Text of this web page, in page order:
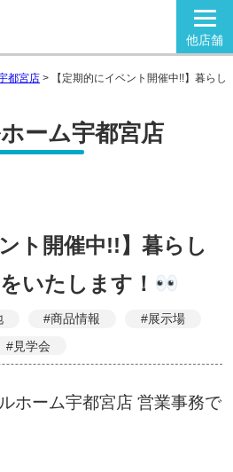
他店舗
都宮店 >
【定期的にイベント開催中!!】暮らし
ーム宇都宮店
ト開催中!!】暮らし
いたします！
#商品情報
#展示場
#見学会
ホーム宇都宮店 営業事務で